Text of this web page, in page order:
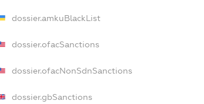
dossier.amkuBlackList
dossier.ofacSanctions
dossier.ofacNonSdnSanctions
dossier.gbSanctions